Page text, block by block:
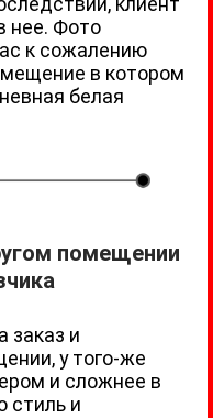
нее. Фото
к сожалению
в котором
белая
помещении
заказ и
у того-же
и сложнее в
стиль и